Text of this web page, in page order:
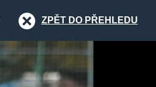
ZPĚT DO PŘEHLEDU